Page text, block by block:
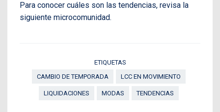
Para conocer cuáles son las tendencias, revisa la
siguiente microcomunidad.
ETIQUETAS
CAMBIO DE TEMPORADA
LCC EN MOVIMIENTO
LIQUIDACIONES MODAS TENDENCIAS